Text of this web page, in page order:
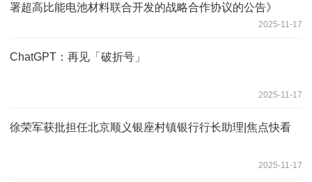
署超高比能电池材料联合开发的战略合作协议的公告》
2025-11-17
ChatGPT：再见「破折号」
2025-11-17
徐荣军获批担任北京顺义银座村镇银行行长助理|焦点快看
2025-11-17